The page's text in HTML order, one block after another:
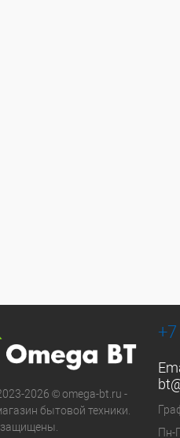
2026 © omega-bt.ru -
бытовой техники.
Пн-